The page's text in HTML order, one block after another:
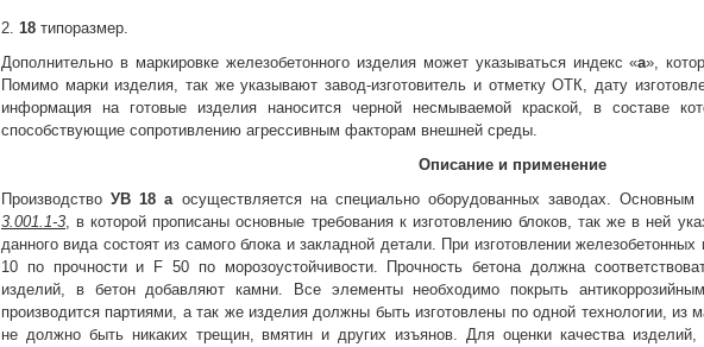
2. 18 типоразмер.
Дополнительно в маркировке железобетонного изделия может указываться индекс «а»,
Помимо марки изделия, так же указывают завод-изготовитель и отметку ОТК, дату
информация на готовые изделия наносится черной несмываемой краской, в составе
способствующие сопротивлению агрессивным факторам внешней среды.
Описание и применение
Производство УВ 18 аосуществляется на специально оборудованных заводах.
3.001.1-3, в которой прописаны основные требования к изготовлению блоков, так же в ней
данного вида состоят из самого блока и закладной детали. При изготовлении
10 по прочности и F 50 по морозоустойчивости. Прочность бетона должна
изделий, в бетон добавляют камни. Все элементы необходимо покрыть
производится партиями, а так же изделия должны быть изготовлены по одной технологии, из
не должно быть никаких трещин, вмятин и других изъянов. Для оценки качества